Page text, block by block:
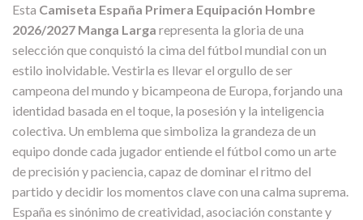
Esta Camiseta España Primera Equipación Hombre
2026/2027 Manga Larga representa la gloria de una
selección que conquistó la cima del fútbol mundial con un
estilo inolvidable. Vestirla es llevar el orgullo de ser
campeona del mundo y bicampeona de Europa, forjando una
identidad basada en el toque, la posesión y la inteligencia
colectiva. Un emblema que simboliza la grandeza de un
equipo donde cada jugador entiende el fútbol como un arte
de precisión y paciencia, capaz de dominar el ritmo del
partido y decidir los momentos clave con una calma suprema.
España es sinónimo de creatividad, asociación constante y